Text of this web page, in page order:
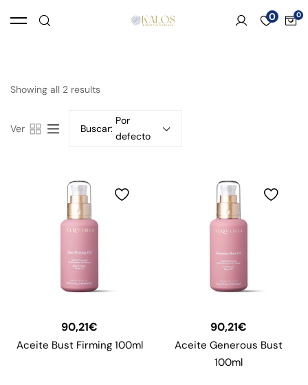
0
Showing all 2 results
Ver Buscar:
Por
defecto
90,21€
Aceite Bust Firming 100ml
90,21€
Aceite Generous Bust
100ml